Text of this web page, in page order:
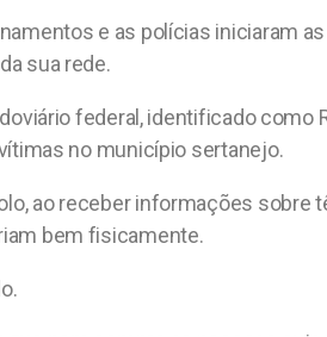
e as polícias iniciaram
sua rede.
federal, identificado como
no município sertanejo.
ao receber informações sobre
bem fisicamente.